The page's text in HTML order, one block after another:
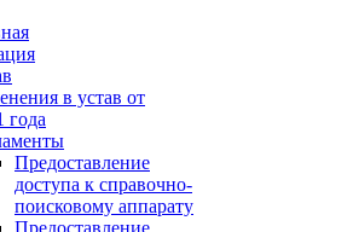
в устав от
года
Предоставление
доступа к справочно-
поисковому аппарату
Предоставление